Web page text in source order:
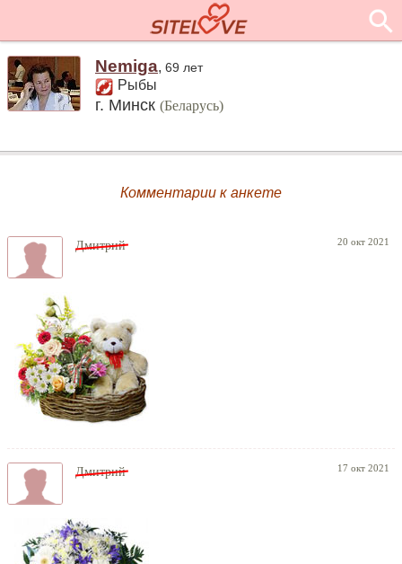
Nemiga, 69 лет
Рыбы
г. Минск (Беларусь)
Комментарии к анкете
20 окт 2021
Дмитрий
17 окт 2021
Дмитрий